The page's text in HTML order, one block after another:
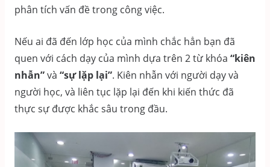
phân tích vấn đề trong công việc.
Nếu ai đã đến lớp học của mình chắc hẳn bạn đã
quen với cách dạy của mình dựa trên 2 từ khóa “kiên
nhẫn”và “sự lặp lại”. Kiên nhẫn với người dạy và
người học, và liên tục lặp lại đến khi kiến thức đã
thực sự được khắc sâu trong đầu.